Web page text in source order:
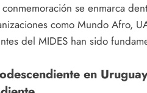
conmemoración se enmarca
como Mundo Afro,
del MIDES han sido
en